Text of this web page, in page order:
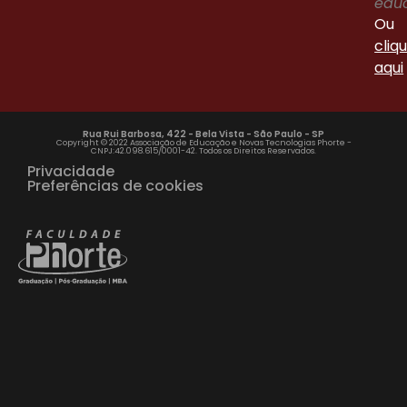
Ou
aqui
Rua Rui Barbosa, 422 - Bela Vista - São Paulo - SP
Copyright © 2022 Associação de Educação e Novas Tecnologias Phorte -
CNPJ:42.098.615/0001-42. Todos os Direitos Reservados.
Privacidade
Preferências de cookies